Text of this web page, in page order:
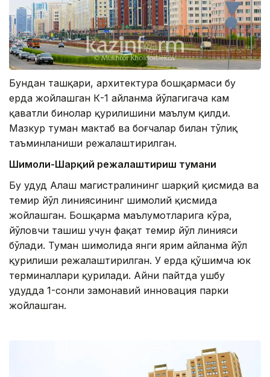
Бундан ташқари, архитектура бошқармаси бу
ерда жойлашган К-1 айланма йўлагигача кам
қаватли бинолар қурилишини маълум қилди.
Мазкур туман мактаб ва боғчалар билан тўлиқ
таъминланиши режалаштирилган.
Шимоли-Шарқий режалаштириш тумани
Бу ҳудуд Алаш магистралининг шарқий қисмида ва
темир йўл линиясининг шимолий қисмида
жойлашган. Бошқарма маълумотларига кўра,
йўловчи ташиш учун фақат темир йўл линияси
бўлади. Туман шимолида янги ярим айланма йўл
қурилиши режалаштирилган. У ерда қўшимча юк
терминаллари қурилади. Айни пайтда ушбу
ҳудудда 1-сонли замонавий инновация парки
жойлашган.